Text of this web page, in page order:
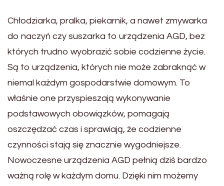
Chłodziarka, pralka, piekarnik, a nawet zmywarka
do naczyń czy suszarka to urządzenia AGD, bez
których trudno wyobrazić sobie codzienne życie.
Są to urządzenia, których nie może zabraknąć w
niemal każdym gospodarstwie domowym. To
właśnie one przyspieszają wykonywanie
podstawowych obowiązków, pomagają
oszczędzać czas i sprawiają, że codzienne
czynności stają się znacznie wygodniejsze.
Nowoczesne urządzenia AGD pełnią dziś bardzo
ważną rolę w każdym domu. Dzięki nim możemy